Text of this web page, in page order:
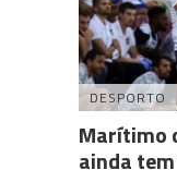
DESPORTO
Marítimo
ainda